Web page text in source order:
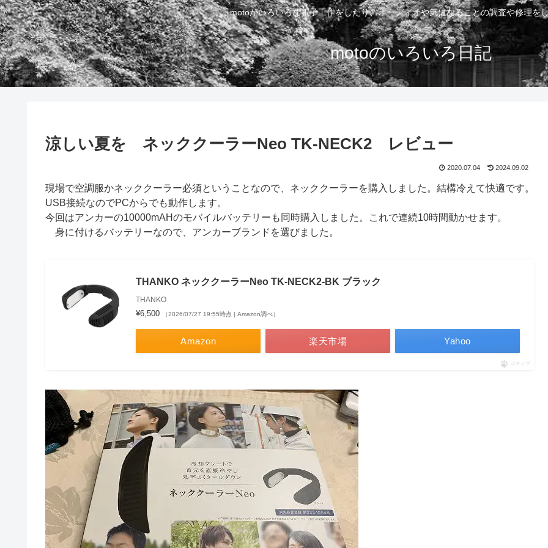
motoがいろいろな電子工作をしたり、オーディオや気になることの調査や修理を
motoのいろいろ日記
涼しい夏を ネッククーラーNeo TK-NECK2 レビュー
2020.07.04 2024.09.02
現場で空調服かネッククーラー必須ということなので、ネッククーラーを購入しました。結構冷えて快適です。
USB接続なのでPCからでも動作します。
今回はアンカーの10000mAHのモバイルバッテリーも同時購入しました。これで連続10時間動かせます。
身に付けるバッテリーなので、アンカーブランドを選びました。
THANKO ネッククーラーNeo TK-NECK2-BK ブラック
THANKO
¥6,500 （2026/07/27 19:55時点 | Amazon調べ）
Amazon 楽天市場 Yahoo
ポチップ